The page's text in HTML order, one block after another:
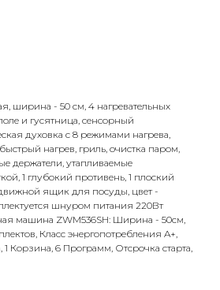
ширина - 50 см, 4 нагревательных
и гусятница, сенсорный
духовка с 8 режимами нагрева,
нагрев, гриль, очистка паром,
держатели, утапливаемые
1 глубокий противень, 1 плоский
ящик для посуды, цвет -
шнуром питания 220Вт
машина ZWM536SH: Ширина - 50см,
Класс энергопотребления A+,
Корзина, 6 Программ, Отсрочка старта,